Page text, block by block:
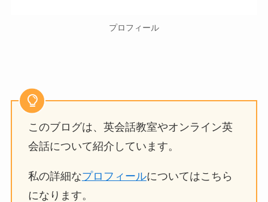
プロフィール
このブログは、英会話教室やオンライン英
会話について紹介しています。
私の詳細なプロフィールについてはこちら
になります。